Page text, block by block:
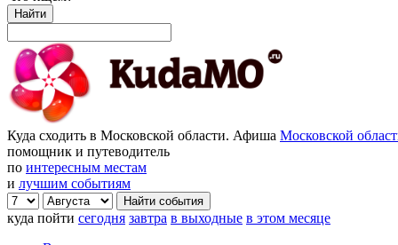
Найти
Куда сходить в Московской области. Афиша Московской
помощник и путеводитель
по интересным местам
и лучшим событиям
куда пойти сегодня завтра в выходные в этом месяце